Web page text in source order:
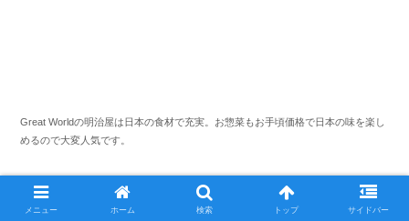
Great Worldの明治屋は日本の食材で充実。お惣菜もお手頃価格で日本の味を楽し
めるので大変人気です。
メリット
メニュー ホーム 検索 トップ サイドバー